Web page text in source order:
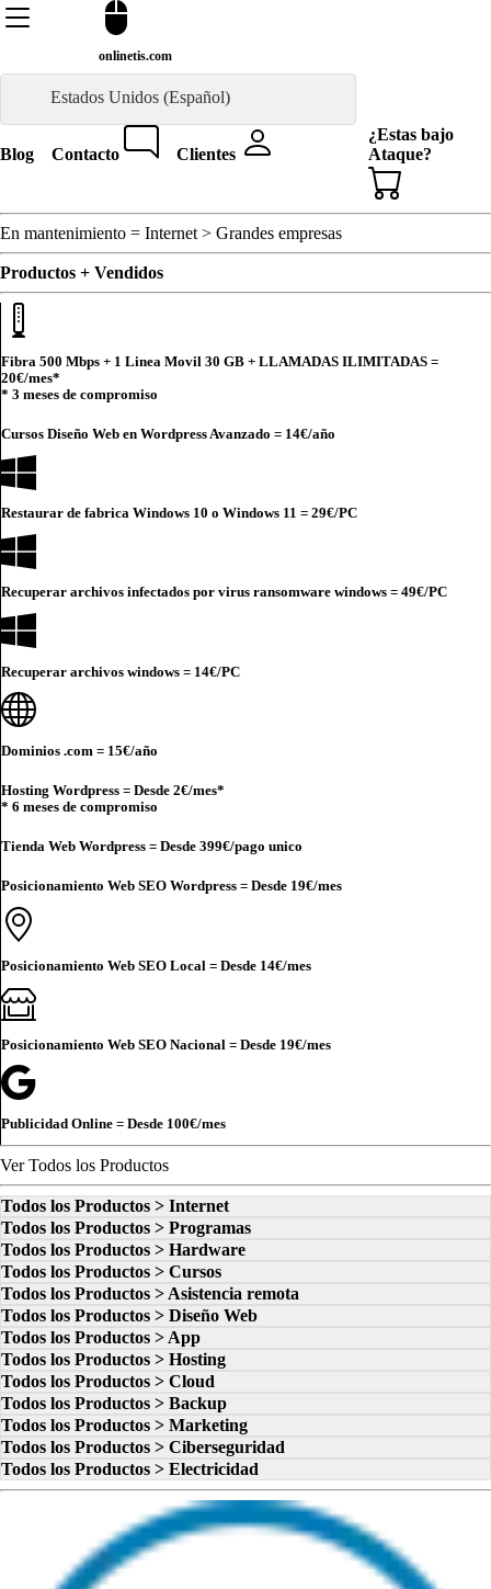
onlinetis.com
Estados Unidos (Español)
Blog Contacto Clientes
¿Estas bajo
Ataque?
En mantenimiento = Internet > Grandes empresas
Productos + Vendidos
Fibra 500 Mbps + 1 Linea Movil 30 GB + LLAMADAS ILIMITADAS =
20€/mes*
* 3 meses de compromiso
Cursos Diseño Web en Wordpress Avanzado = 14€/año
Restaurar de fabrica Windows 10 o Windows 11 = 29€/PC
Recuperar archivos infectados por virus ransomware windows = 49€/PC
Recuperar archivos windows = 14€/PC
Dominios .com = 15€/año
Hosting Wordpress = Desde 2€/mes*
* 6 meses de compromiso
Tienda Web Wordpress = Desde 399€/pago unico
Posicionamiento Web SEO Wordpress = Desde 19€/mes
Posicionamiento Web SEO Local = Desde 14€/mes
Posicionamiento Web SEO Nacional = Desde 19€/mes
Publicidad Online = Desde 100€/mes
Ver Todos los Productos
Todos los Productos > Internet
Todos los Productos > Programas
Todos los Productos > Hardware
Todos los Productos > Cursos
Todos los Productos > Asistencia remota
Todos los Productos > Diseño Web
Todos los Productos > App
Todos los Productos > Hosting
Todos los Productos > Cloud
Todos los Productos > Backup
Todos los Productos > Marketing
Todos los Productos > Ciberseguridad
Todos los Productos > Electricidad